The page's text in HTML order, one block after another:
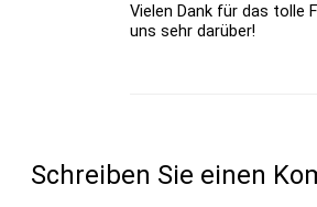
Vielen Dank für das tolle
uns sehr darüber!
Schreiben Sie einen